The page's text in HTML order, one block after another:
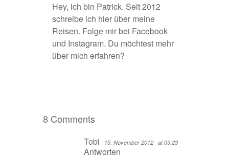
Hey, ich bin Patrick. Seit 2012
schreibe ich hier über meine
Reisen. Folge mir bei Facebook
und Instagram. Du möchtest mehr
über mich erfahren?
8 Comments
Tobi 15. November 2012 at 09:23
Antworten